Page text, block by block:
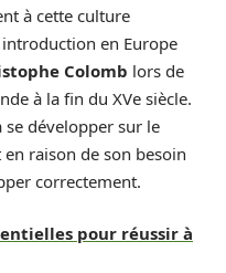
à cette culture
en Europe
Colomb lors de
à la fin du XVe siècle.
développer sur le
raison de son besoin
correctement.
pour réussir à